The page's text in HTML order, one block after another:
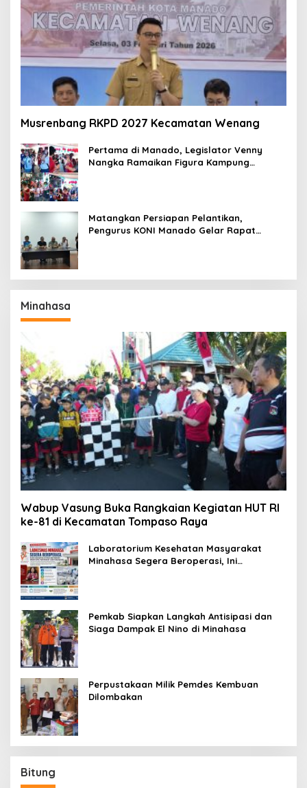
Musrenbang RKPD 2027 Kecamatan Wenang
Pertama di Manado, Legislator Venny
Nangka Ramaikan Figura Kampung
Matangkan Persiapan Pelantikan,
Pengurus KONI Manado Gelar Rapat
Minahasa
Wabup Vasung Buka Rangkaian Kegiatan HUT RI
ke-81 di Kecamatan Tompaso Raya
Laboratorium Kesehatan Masyarakat
Minahasa Segera Beroperasi, Ini
Pemkab Siapkan Langkah Antisipasi dan
Siaga Dampak El Nino di Minahasa
Perpustakaan Milik Pemdes Kembuan
Dilombakan
Bitung